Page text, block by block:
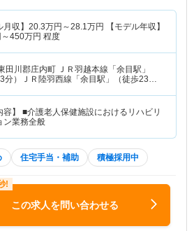
月収】 20.3万円～28.1万円
【モデル年収】
450万円 程度
田川郡庄内町 ＪＲ羽越本線「余目駅」
分）ＪＲ陸羽西線「余目駅」（徒歩23
容】 ■介護老人保健施設におけるリハビリ
ン業務全般
住宅手当・補助 積極採用中
この求人を問い合わせる